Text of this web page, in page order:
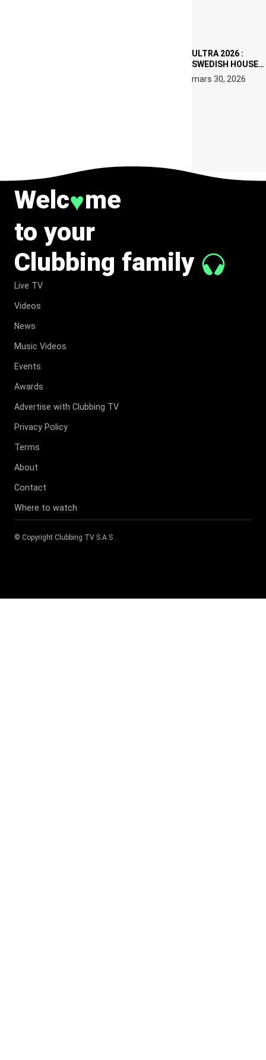
ULTRA 2026 :
SWEDISH HOUSE
MAFIA RETROUVE
ERIC PRYDZ DANS
mars 30, 2026
Welc♥me
to your
Clubbing family
Live TV
Videos
News
Music Videos
Events
Awards
Advertise with Clubbing TV
Privacy Policy
Terms
About
Contact
Where to watch
© Copyright Clubbing TV S.A.S .